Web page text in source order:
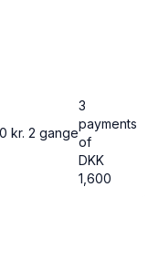
kr. 2 gange
3
payments
of
DKK
1,600